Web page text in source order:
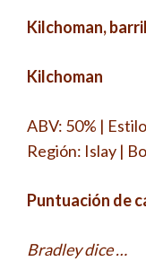
Kilchoman,
Kilchoman
ABV: 50% |
Región: Islay |
Puntuación de
Bradley dice …